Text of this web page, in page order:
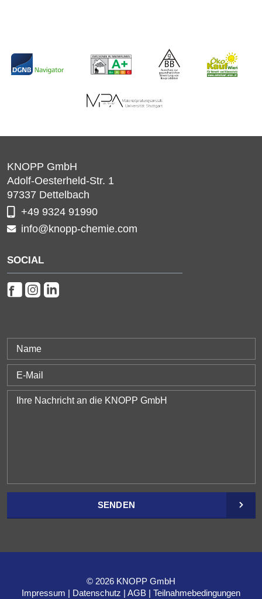
KNOPP GmbH
Adolf-Oesterheld-Str. 1
97337 Dettelbach
+49 9324 91990
info@knopp-chemie.com
SOCIAL
SENDEN
© 2026 KNOPP GmbH
Impressum
Datenschutz AGB Teilnahmebedingungen